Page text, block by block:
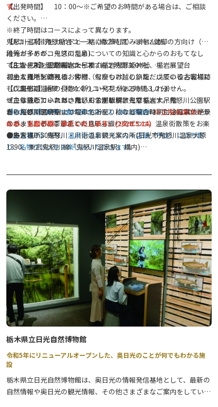
す。
鬼怒川温泉街をガイドと一緒に散策してみませんか。
地元ガイドが、鬼怒川温泉についての知識と心からのおもてなし
で、皆さまをご案内いたします。
初めて当地を訪れるお客様、何度もお越しいただいているお客様に
も、鬼怒川温泉の良さと新しい発見があるかもしれません。
ぜひ体験していただきたいおすすめツアーです。
春の桜の開花時期には桜の名所を、秋の紅葉の時期には紅葉の絶景
スポットなど、季節ごとの見所も織り交ぜつつ、温泉街散策をお楽
しみ下さい。
【出発時間】 10：00～※ご希望のお時間がある場合は、ご相談
ください。
※終了時間はコースによって異なります。
【Aコース】鬼怒楯岩コース（約２時間）※特に健脚の方向け（階
段等が多めのコースのため）
《主な見所》鬼怒楯岩大吊橋、楯岩鬼怒姫神社、楯岩展望台
お一人様：500円
【Bコース】歴史探訪コース（約２時間３０分）
《主な見所》滝見橋、仲附（なかつけ）の旅籠、戊辰の役古戦場跡
（戊辰街道）
※こちらのコースは、鬼怒川公園駅解散となります。鬼怒川公園駅
から鬼怒川温泉駅まで電車でお戻りになる場合は、別途電車代がか
かります。予めご了承ください。
お一人様：500円
【Cコース】絶景・橋めぐりコース（約２時間３０分）
《主な見所》ふれあい橋、くろがね橋、鬼怒楯岩大吊橋
お一人様：500円
【Dコース】おやつ食べ歩きコース（約３時間）※こちらのコース
のみ、当面の間、休止いたします。(2026.5.14)
《主な見所》鬼怒川温泉街のおススメの４店舗（予定）に立ち寄
り、名物グルメをお楽しみいただきます。
●集合場所：鬼怒川・川治温泉観光案内所(日光市鬼怒川温泉大原
1390、東武鬼怒川線「鬼怒川温泉駅」構内)
●参加特典：参加者には、参加特典あり。☆内容は、当日までお楽
●申込方法：参加ご希望の方は、希望日の1週間前までに、電話ま
たはFAXにて下記までお申込ください。(１週間以内の場合は、ご相
談させていただきますので、お電話でお申し込みください)
●お問い合わせ：一般社団法人 日光市観光協会 TEL:0288-22-
1525 FAX:0288-77-0201
受付時間 9時～17時(年中無休)
※写真はイメージです。
★★川治温泉まち歩きツアーはこちら★★
栃木県立日光自然博物館
令和5年にリニューアルオープンした、奥日光のことが何でもわかる施
設
栃木県立日光自然博物館は、奥日光の情報発信基地として、最新の
自然情報や奥日光の観光情報、その他さまざまなご案内をしていま